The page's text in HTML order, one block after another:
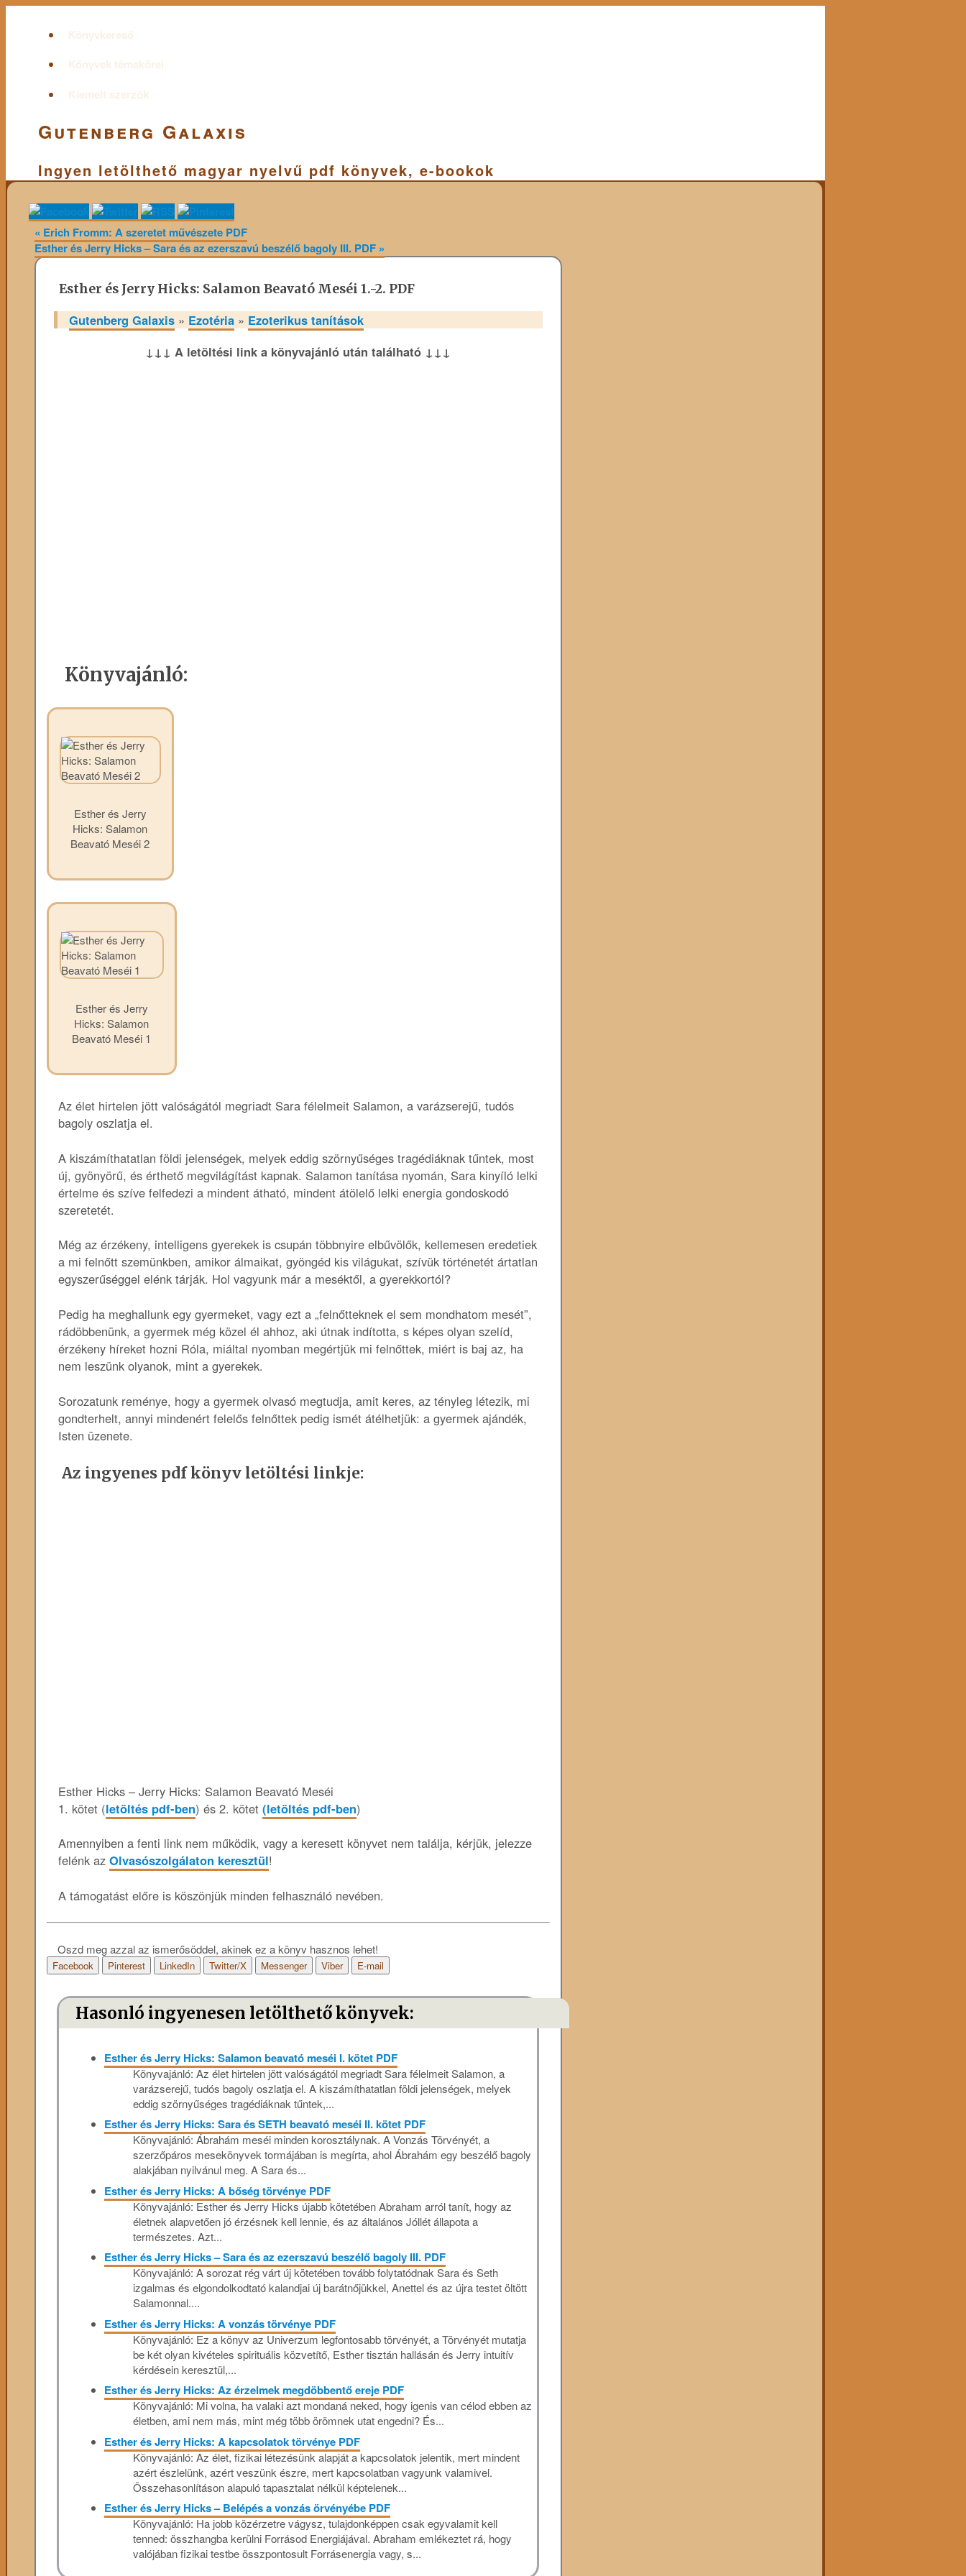
Könyvkereső
Könyvek témakörei
Kiemelt szerzők
Gutenberg Galaxis
Ingyen letölthető magyar nyelvű pdf könyvek, e-bookok
« Erich Fromm: A szeretet művészete PDF
Esther és Jerry Hicks – Sara és az ezerszavú beszélő bagoly III. PDF »
Esther és Jerry Hicks: Salamon Beavató Meséi 1.-2. PDF
Gutenberg Galaxis » Ezotéria » Ezoterikus tanítások
↓↓↓ A letöltési link a könyvajánló után található ↓↓↓
Könyvajánló:
Esther és Jerry
Hicks: Salamon
Beavató Meséi 2
Esther és Jerry
Hicks: Salamon
Beavató Meséi 1
Az élet hirtelen jött valóságától megriadt Sara félelmeit Salamon, a varázserejű, tudós
bagoly oszlatja el.
A kiszámíthatatlan földi jelenségek, melyek eddig szörnyűséges tragédiáknak tűntek, most
új, gyönyörű, és érthető megvilágítást kapnak. Salamon tanítása nyomán, Sara kinyíló lelki
értelme és szíve felfedezi a mindent átható, mindent átölelő lelki energia gondoskodó
szeretetét.
Még az érzékeny, intelligens gyerekek is csupán többnyire elbűvölők, kellemesen eredetiek
a mi felnőtt szemünkben, amikor álmaikat, gyöngéd kis világukat, szívük történetét ártatlan
egyszerűséggel elénk tárják. Hol vagyunk már a meséktől, a gyerekkortól?
Pedig ha meghallunk egy gyermeket, vagy ezt a „felnőtteknek el sem mondhatom mesét”,
rádöbbenünk, a gyermek még közel él ahhoz, aki útnak indította, s képes olyan szelíd,
érzékeny híreket hozni Róla, miáltal nyomban megértjük mi felnőttek, miért is baj az, ha
nem leszünk olyanok, mint a gyerekek.
Sorozatunk reménye, hogy a gyermek olvasó megtudja, amit keres, az tényleg létezik, mi
gondterhelt, annyi mindenért felelős felnőttek pedig ismét átélhetjük: a gyermek ajándék,
Isten üzenete.
Az ingyenes pdf könyv letöltési linkje:
Esther Hicks – Jerry Hicks: Salamon Beavató Meséi
1. kötet (letöltés pdf-ben) és 2. kötet (letöltés pdf-ben)
Amennyiben a fenti link nem működik, vagy a keresett könyvet nem találja, kérjük, jelezze
felénk az Olvasószolgálaton keresztül!
A támogatást előre is köszönjük minden felhasználó nevében.
Oszd meg azzal az ismerősöddel, akinek ez a könyv hasznos lehet!
Facebook Pinterest LinkedIn Twitter/X Messenger Viber E-mail
Hasonló ingyenesen letölthető könyvek:
Esther és Jerry Hicks: Salamon beavató meséi I. kötet PDF
Könyvajánló: Az élet hirtelen jött valóságától megriadt Sara félelmeit Salamon, a
varázserejű, tudós bagoly oszlatja el. A kiszámíthatatlan földi jelenségek, melyek
eddig szörnyűséges tragédiáknak tűntek,...
Esther és Jerry Hicks: Sara és SETH beavató meséi II. kötet PDF
Könyvajánló: Ábrahám meséi minden korosztálynak. A Vonzás Törvényét, a
szerzőpáros mesekönyvek tormájában is megírta, ahol Ábrahám egy beszélő bagoly
alakjában nyilvánul meg. A Sara és...
Esther és Jerry Hicks: A bőség törvénye PDF
Könyvajánló: Esther és Jerry Hicks újabb kötetében Abraham arról tanít, hogy az
életnek alapvetően jó érzésnek kell lennie, és az általános Jóllét állapota a
természetes. Azt...
Esther és Jerry Hicks – Sara és az ezerszavú beszélő bagoly III. PDF
Könyvajánló: A sorozat rég várt új kötetében tovább folytatódnak Sara és Seth
izgalmas és elgondolkodtató kalandjai új barátnőjükkel, Anettel és az újra testet öltött
Salamonnal....
Esther és Jerry Hicks: A vonzás törvénye PDF
Könyvajánló: Ez a könyv az Univerzum legfontosabb törvényét, a Törvényét mutatja
be két olyan kivételes spirituális közvetítő, Esther tisztán hallásán és Jerry intuitív
kérdésein keresztül,...
Esther és Jerry Hicks: Az érzelmek megdöbbentő ereje PDF
Könyvajánló: Mi volna, ha valaki azt mondaná neked, hogy igenis van célod ebben az
életben, ami nem más, mint még több örömnek utat engedni? És...
Esther és Jerry Hicks: A kapcsolatok törvénye PDF
Könyvajánló: Az élet, fizikai létezésünk alapját a kapcsolatok jelentik, mert mindent
azért észlelünk, azért veszünk észre, mert kapcsolatban vagyunk valamivel.
Összehasonlításon alapuló tapasztalat nélkül képtelenek...
Esther és Jerry Hicks – Belépés a vonzás örvényébe PDF
Könyvajánló: Ha jobb közérzetre vágysz, tulajdonképpen csak egyvalamit kell
tenned: összhangba kerülni Forrásod Energiájával. Abraham emlékeztet rá, hogy
valójában fizikai testbe összpontosult Forrásenergia vagy, s...